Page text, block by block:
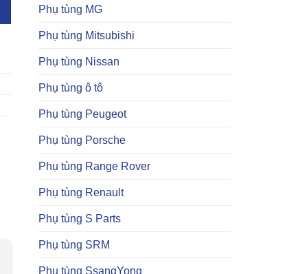
Phụ tùng MG
Phụ tùng Mitsubishi
Phụ tùng Nissan
Phụ tùng ô tô
Phụ tùng Peugeot
Phụ tùng Porsche
Phụ tùng Range Rover
Phụ tùng Renault
Phụ tùng S Parts
Phụ tùng SRM
Phụ tùng SsangYong